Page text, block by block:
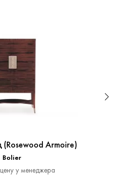
Armoire)
Bolier
у менеджера